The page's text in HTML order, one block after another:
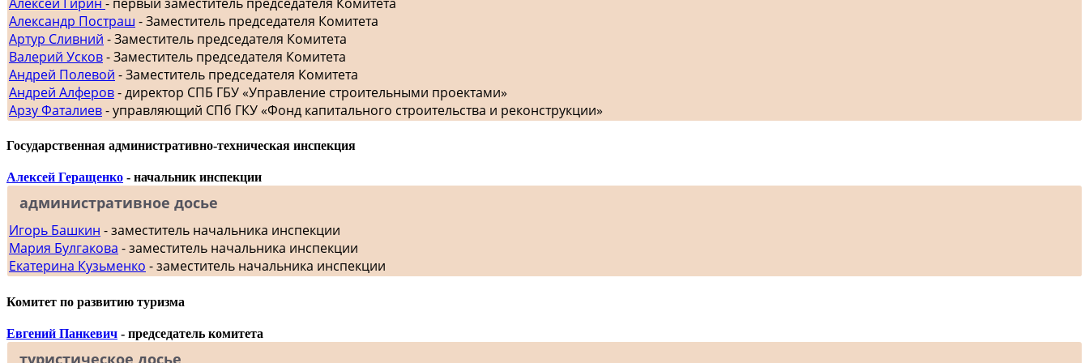
Александр Постраш - Заместитель председателя Комитета
Артур Сливний - Заместитель председателя Комитета
Валерий Усков- Заместитель председателя Комитета
Андрей Полевой - Заместитель председателя Комитета
Андрей Алферов- директор СПБ ГБУ «Управление строительными проектами»
Арзу Фаталиев- управляющий СПб ГКУ «Фонд капитального строительства и реконструкции»
Государственная административно-техническая инспекция
Алексей Геращенко - начальник инспекции
административное досье
Игорь Башкин - заместитель начальника инспекции
Мария Булгакова - заместитель начальника инспекции
Екатерина Кузьменко - заместитель начальника инспекции
Комитет по развитию туризма
Евгений Панкевич - председатель комитета
туристическое досье